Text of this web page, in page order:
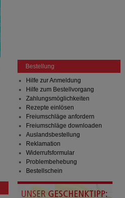
Bestellung
Hilfe zur Anmeldung
Hilfe zum Bestellvorgang
Zahlungsmöglichkeiten
Rezepte einlösen
Freiumschläge anfordern
Freiumschläge downloaden
Auslandsbestellung
Reklamation
Widerrufsformular
Problembehebung
Bestellschein